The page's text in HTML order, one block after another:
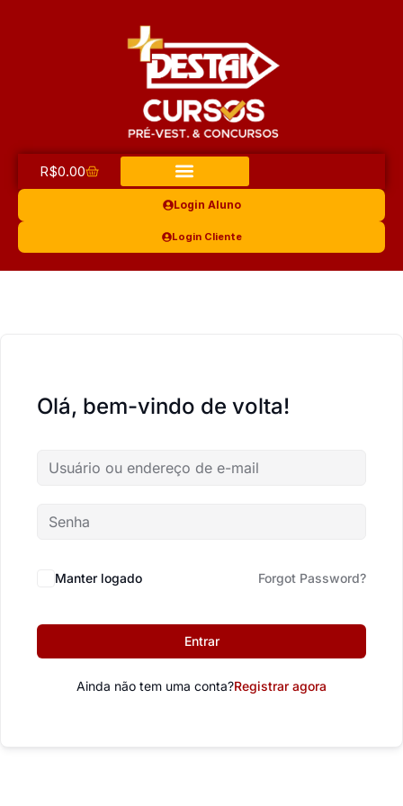
R$0.00
Login Aluno
Login Cliente
Olá, bem-vindo de volta!
Manter logado Forgot Password?
Entrar
Ainda não tem uma conta?Registrar agora